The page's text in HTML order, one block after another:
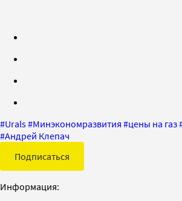
#Urals#Минэкономразвития #цены на газ
#Андрей Клепач
Подписаться
Информация: